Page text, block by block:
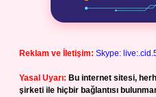
Reklam ve İletişim: Skype:
Yasal Uyarı: Bu internet sitesi,
şirketi ile hiçbir bağlantısı